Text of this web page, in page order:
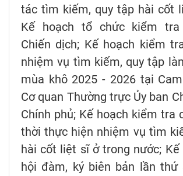
tác tìm kiếm, quy tập hài cốt
Kế hoạch tổ chức kiểm
Chiến dịch; Kế hoạch kiểm
nhiệm vụ tìm kiếm, quy tập
mùa khô 2025 - 2026 tại
Cơ quan Thường trực Ủy ban
Chính phủ; Kế hoạch kiểm tra
thời thực hiện nhiệm vụ tìm
hài cốt liệt sĩ ở trong nước; Kế
hội đàm, ký biên bản lần thứ